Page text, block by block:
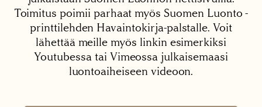
Toimitus poimii parhaat myös Suomen Luonto -
printtilehden Havaintokirja-palstalle. Voit
lähettää meille myös linkin esimerkiksi
Youtubessa tai Vimeossa julkaisemaasi
luontoaiheiseen videoon.